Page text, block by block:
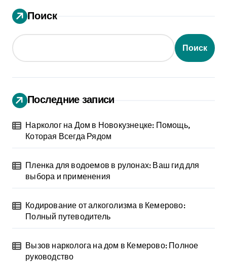
Поиск
Поиск
Последние записи
Нарколог на Дом в Новокузнецке: Помощь,
Которая Всегда Рядом
Пленка для водоемов в рулонах: Ваш гид для
выбора и применения
Кодирование от алкоголизма в Кемерово:
Полный путеводитель
Вызов нарколога на дом в Кемерово: Полное
руководство